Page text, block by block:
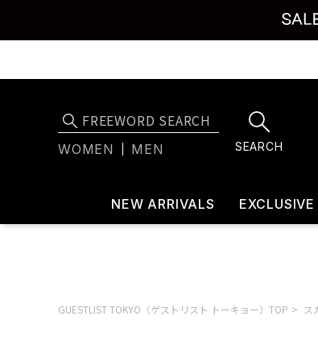
WOMEN MEN SEARCH
NEW ARRIVALS EXCLUSIVE
GUESTLIST TOKYO（ゲストリスト トーキョー）TOP ス